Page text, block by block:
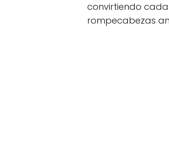
convirtiendo
rompecabezas